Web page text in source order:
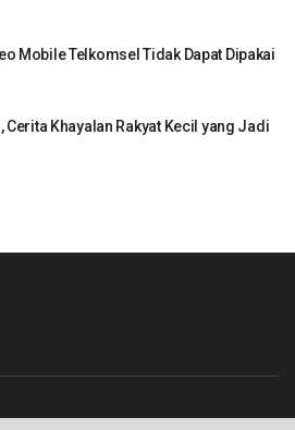
Mobile Telkomsel Tidak Dapat Dipakai
Cerita Khayalan Rakyat Kecil yang Jadi